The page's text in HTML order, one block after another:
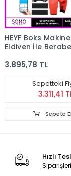
HEYF Boks
Eldiven İle
3.895,78 TL
Sepetteki
3.311,41
Sepete
Hızlı